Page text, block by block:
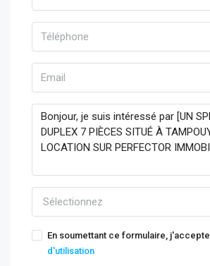
Sélectionnez
En soumettant ce formulaire, j'accepte
d'utilisation